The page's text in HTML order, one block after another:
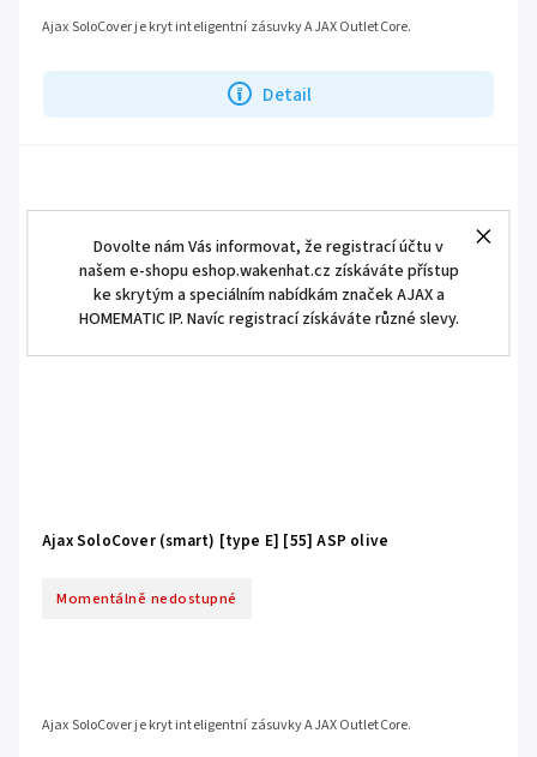
Dovolte nám Vás informovat, že registrací účtu v
našem e-shopu eshop.wakenhat.cz získáváte přístup
ke skrytým a speciálním nabídkám značek AJAX a
HOMEMATIC IP. Navíc registrací získáváte různé slevy.
Detail
Ajax SoloCover je kryt inteligentní zásuvky AJAX OutletCore.
Ajax SoloCover (smart) [type E] [55] ASP olive
Momentálně nedostupné
Ajax SoloCover je kryt inteligentní zásuvky AJAX OutletCore.